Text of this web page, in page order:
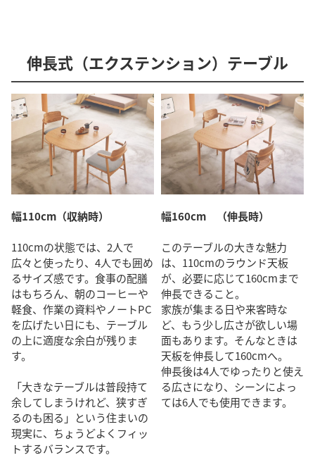
伸長式（エクステンション）テーブル
幅110cm（収納時）
110cmの状態では、2人で
広々と使ったり、4人でも囲め
るサイズ感です。食事の配膳
はもちろん、朝のコーヒーや
軽食、作業の資料やノートPC
を広げたい日にも、テーブル
の上に適度な余白が残りま
す。
「大きなテーブルは普段持て
余してしまうけれど、狭すぎ
るのも困る」という住まいの
現実に、ちょうどよくフィッ
トするバランスです。
幅160cm （伸長時）
このテーブルの大きな魅力
は、110cmのラウンド天板
が、必要に応じて160cmまで
伸長できること。
家族が集まる日や来客時な
ど、もう少し広さが欲しい場
面もあります。そんなときは
天板を伸長して160cmへ。
伸長後は4人でゆったりと使え
る広さになり、シーンによっ
ては6人でも使用できます。